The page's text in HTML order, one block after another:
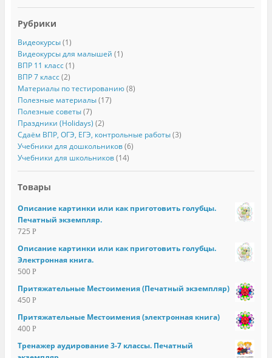
Рубрики
Видеокурсы(1)
Видеокурсы для малышей (1)
ВПР 11 класс(1)
ВПР 7 класс(2)
Материалы по тестированию(8)
Полезные материалы(17)
Полезные советы(7)
Праздники (Holidays) (2)
Сдаём ВПР, ОГЭ, ЕГЭ, контрольные работы(3)
Учебники для дошкольников(6)
Учебники для школьников(14)
Товары
Описание картинки или как приготовить голубцы.
Печатный экземпляр.
725 Р
Описание картинки или как приготовить голубцы.
Электронная книга.
500 Р
Притяжательные Местоимения (Печатный экземпляр)
450 Р
Притяжательные Местоимения (электронная книга)
400 Р
Тренажер аудирование 3-7 классы. Печатный